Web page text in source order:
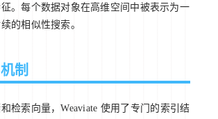
。每个数据对象在高维空间中被表示为一
的相似性搜索。
制
检索向量，Weaviate 使用了专门的索引结